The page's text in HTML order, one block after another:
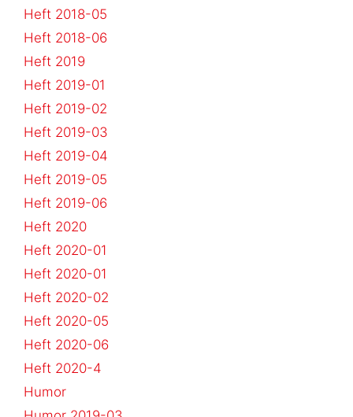
Heft 2018-05
Heft 2018-06
Heft 2019
Heft 2019-01
Heft 2019-02
Heft 2019-03
Heft 2019-04
Heft 2019-05
Heft 2019-06
Heft 2020
Heft 2020-01
Heft 2020-01
Heft 2020-02
Heft 2020-05
Heft 2020-06
Heft 2020-4
Humor